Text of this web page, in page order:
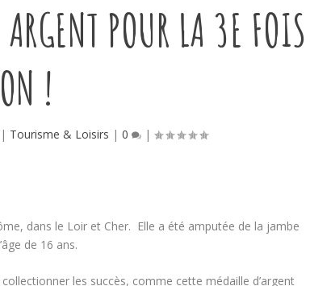
POUR LA 3E FOIS
!
| Tourisme & Loisirs |0 |
dans le Loir et Cher. Elle a été amputée de la jambe
de 16 ans.
les succès, comme cette médaille d’argent